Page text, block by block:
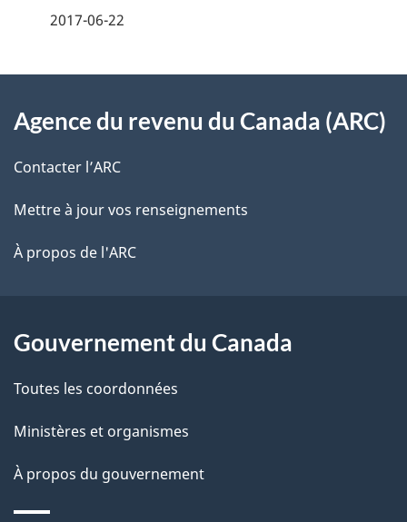
l
s
l
a
a
g
e
o
t
r
e
é
t
a
t
i
n
s
2017-06-22
propos
de
ce
site
Agence du revenu du Canada (ARC)
Contacter l’ARC
Mettre à jour vos renseignements
À propos de l'ARC
Gouvernement du Canada
Toutes les coordonnées
Ministères et organismes
À propos du gouvernement